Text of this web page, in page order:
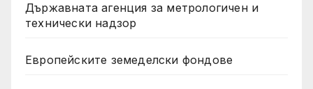
Държавната агенция за метрологичен и
технически надзор
Европейските земеделски фондове